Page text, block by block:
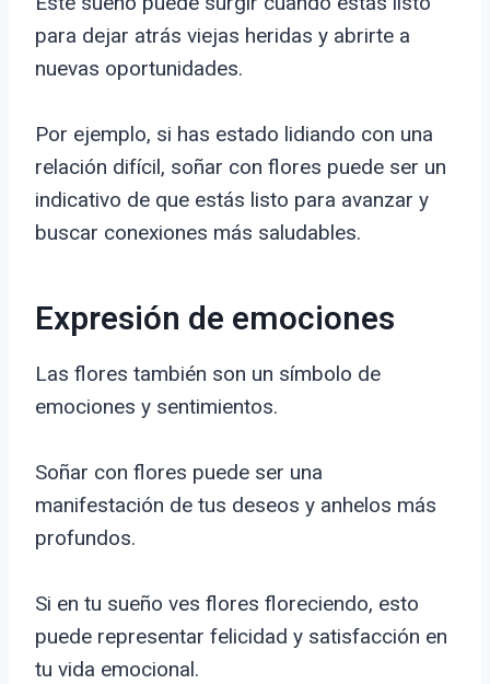
para dejar atrás viejas heridas y abrirte a
nuevas oportunidades.
Por ejemplo, si has estado lidiando con una
relación difícil, soñar con flores puede ser un
indicativo de que estás listo para avanzar y
buscar conexiones más saludables.
Expresión de emociones
Las flores también son un símbolo de
emociones y sentimientos.
Soñar con flores puede ser una
manifestación de tus deseos y anhelos más
profundos.
Si en tu sueño ves flores floreciendo, esto
puede representar felicidad y satisfacción en
tu vida emocional.